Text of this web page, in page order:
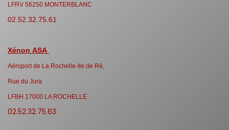
LFRV 56250 MONTERBLANC
02.52.32.75.61
Xénon ASA
Aéroport de La Rochelle-Ile de Ré,
Rue du Jura
LFBH 17000 LA ROCHELLE
02.52.32.75.63